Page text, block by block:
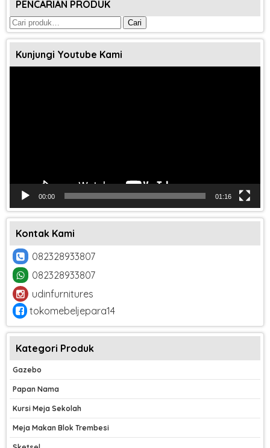
PENCARIAN PRODUK
Pencarian
untuk:
Cari
Kunjungi Youtube Kami
00:00 01:16
Kontak Kami
082328933807
082328933807
udinfurnitures
tokomebeljepara14
Kategori Produk
Gazebo
Papan Nama
Kursi Meja Sekolah
Meja Makan Blok Trembesi